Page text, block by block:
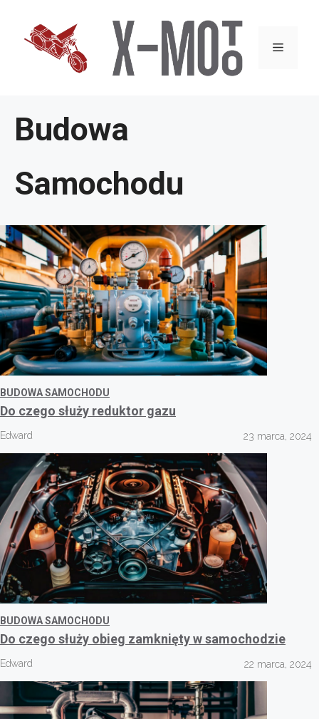
Menu
Budowa
Samochodu
BUDOWA SAMOCHODU
Do czego służy reduktor gazu
Edward 23 marca, 2024
BUDOWA SAMOCHODU
Do czego służy obieg zamknięty w samochodzie
Edward 22 marca, 2024